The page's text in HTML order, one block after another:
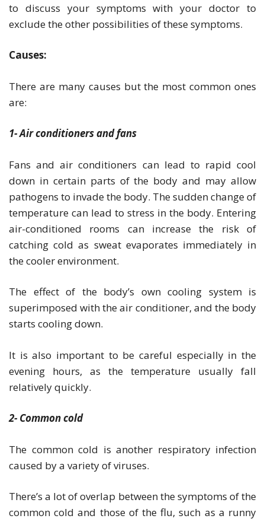
to discuss your symptoms with your doctor to
exclude the other possibilities of these symptoms.
Causes:
There are many causes but the most common ones
are:
1- Air conditioners and fans
Fans and air conditioners can lead to rapid cool
down in certain parts of the body and may allow
pathogens to invade the body. The sudden change of
temperature can lead to stress in the body. Entering
air-conditioned rooms can increase the risk of
catching cold as sweat evaporates immediately in
the cooler environment.
The effect of the body’s own cooling system is
superimposed with the air conditioner, and the body
starts cooling down.
It is also important to be careful especially in the
evening hours, as the temperature usually fall
relatively quickly.
2- Common cold
The common cold is another respiratory infection
caused by a variety of viruses.
There’s a lot of overlap between the symptoms of the
common cold and those of the flu, such as a runny